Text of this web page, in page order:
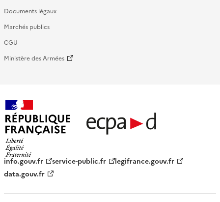
Documents légaux
Marchés publics
CGU
Ministère des Armées
française - ECPAD
info.gouv.fr service-public.fr
legifrance.gouv.fr
data.gouv.fr